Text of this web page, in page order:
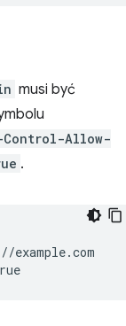
musi być
Control-Allow-
.